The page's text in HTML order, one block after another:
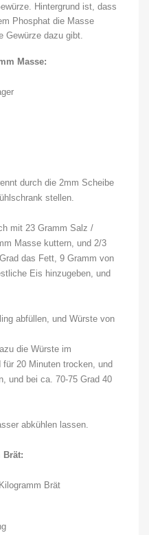
Hintergrund ist, dass
Phosphat die Masse
Gewürze dazu gibt.
Masse:
durch die 2mm Scheibe
stellen.
mit 23 Gramm Salz /
Masse kuttern, und 2/3
das Fett, 9 Gramm von
Eis hinzugeben, und
abfüllen, und Würste von
die Würste im
20 Minuten trocken, und
und bei ca. 70-75 Grad 40
abkühlen lassen.
Brät:
Brät